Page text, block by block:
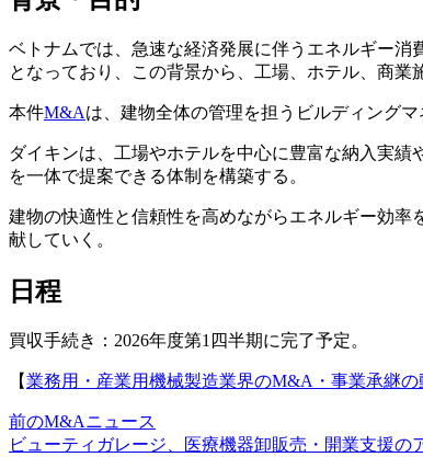
ベトナムでは、急速な経済発展に伴うエネルギー消
となっており、この背景から、工場、ホテル、商業
本件M&Aは、建物全体の管理を担うビルディング
ダイキンは、工場やホテルを中心に豊富な納入実
を一体で提案できる体制を構築する。
建物の快適性と信頼性を高めながらエネルギー効
献していく。
日程
買収手続き：2026年度第1四半期に完了予定。
【業務用・産業用機械製造業界のM&A・事業承継の
前のM&Aニュース
ビューティガレージ、医療機器卸販売・開業支援の